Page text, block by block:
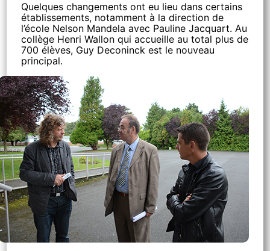
Quelques changements ont eu lieu dans certains
établissements, notamment à la direction de
l’école Nelson Mandela avec Pauline Jacquart. Au
collège Henri Wallon qui accueille au total plus de
700 élèves, Guy Deconinck est le nouveau
principal.